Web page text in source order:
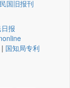
民国旧报刊
报
| 国知局专利